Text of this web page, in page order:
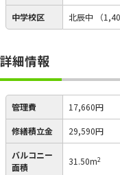
中学校区 北辰中 （
詳細情報
管理費 17,660円
修繕積立金 29,590円
バルコニー
面積
31.50m2